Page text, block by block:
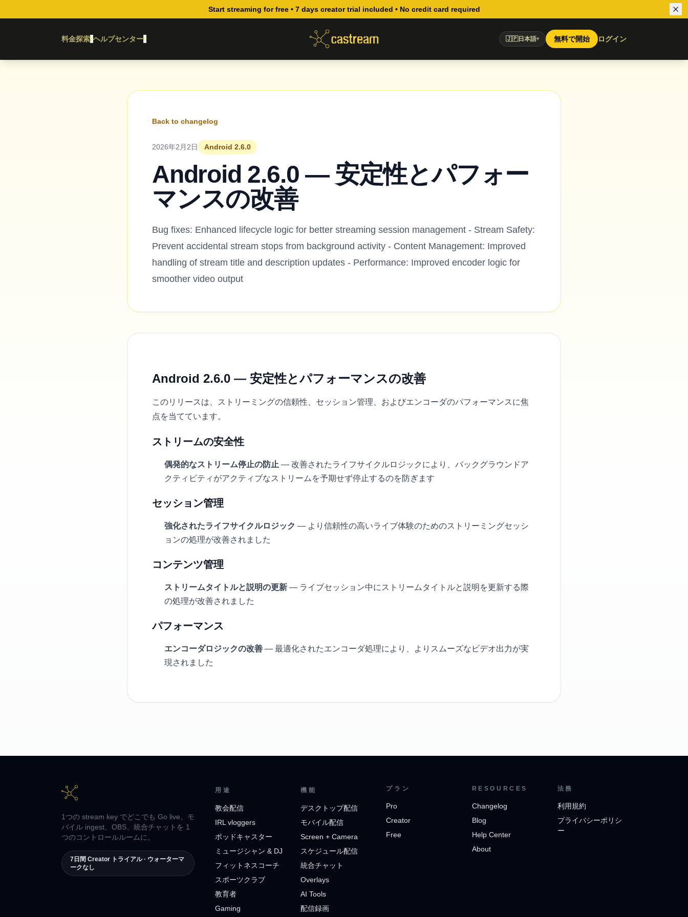
Start streaming for free • 7 days creator trial included • No credit card required
料金探索▾ヘルプセンター▾ 🇯🇵 日本語▾ 無料で開始 ログイン
Back to changelog
2026年2月2日 Android 2.6.0
Android 2.6.0 — 安定性とパフォー
マンスの改善
Bug fixes: Enhanced lifecycle logic for better streaming session management - Stream Safety:
Prevent accidental stream stops from background activity - Content Management: Improved
handling of stream title and description updates - Performance: Improved encoder logic for
smoother video output
Android 2.6.0 — 安定性とパフォーマンスの改善
このリリースは、ストリーミングの信頼性、セッション管理、およびエンコーダのパフォーマンスに焦
点を当てています。
ストリームの安全性
偶発的なストリーム停止の防止 — 改善されたライフサイクルロジックにより、バックグラウンドア
クティビティがアクティブなストリームを予期せず停止するのを防ぎます
セッション管理
強化されたライフサイクルロジック — より信頼性の高いライブ体験のためのストリーミングセッシ
ョンの処理が改善されました
コンテンツ管理
ストリームタイトルと説明の更新 — ライブセッション中にストリームタイトルと説明を更新する際
の処理が改善されました
パフォーマンス
エンコーダロジックの改善 — 最適化されたエンコーダ処理により、よりスムーズなビデオ出力が実
現されました
1つの stream key でどこでも Go live。モ
バイル ingest、OBS、統合チャットを 1
つのコントロールルームに。
7日間 Creator トライアル · ウォーターマ
ークなし
用途
教会配信
IRL vloggers
ポッドキャスター
ミュージシャン & DJ
フィットネスコーチ
スポーツクラブ
教育者
Gaming
機能
デスクトップ配信
モバイル配信
Screen + Camera
スケジュール配信
統合チャット
Overlays
AI Tools
配信録画
プラン
Pro
Creator
Free
RESOURCES
Changelog
Blog
Help Center
About
法務
利用規約
プライバシーポリシ
ー